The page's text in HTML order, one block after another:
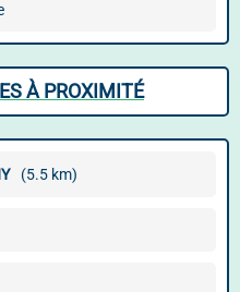
À PROXIMITÉ
(5.5 km)